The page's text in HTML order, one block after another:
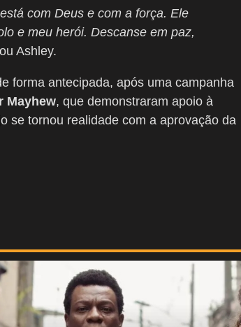
com Deus e com a força. Ele
e meu herói. Descanse em paz,
Ashley.
forma antecipada, após uma campanha
Mayhew, que demonstraram apoio à
se tornou realidade com a aprovação da